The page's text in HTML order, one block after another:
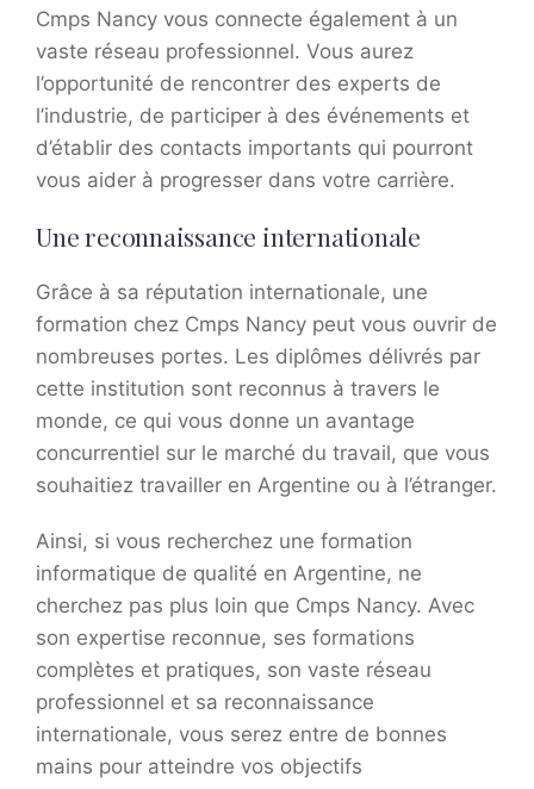
Cmps Nancy vous connecte également à un
vaste réseau professionnel. Vous aurez
l’opportunité de rencontrer des experts de
l’industrie, de participer à des événements et
d’établir des contacts importants qui pourront
vous aider à progresser dans votre carrière.
Une reconnaissance internationale
Grâce à sa réputation internationale, une
formation chez Cmps Nancy peut vous ouvrir de
nombreuses portes. Les diplômes délivrés par
cette institution sont reconnus à travers le
monde, ce qui vous donne un avantage
concurrentiel sur le marché du travail, que vous
souhaitiez travailler en Argentine ou à l’étranger.
Ainsi, si vous recherchez une formation
informatique de qualité en Argentine, ne
cherchez pas plus loin que Cmps Nancy. Avec
son expertise reconnue, ses formations
complètes et pratiques, son vaste réseau
professionnel et sa reconnaissance
internationale, vous serez entre de bonnes
mains pour atteindre vos objectifs